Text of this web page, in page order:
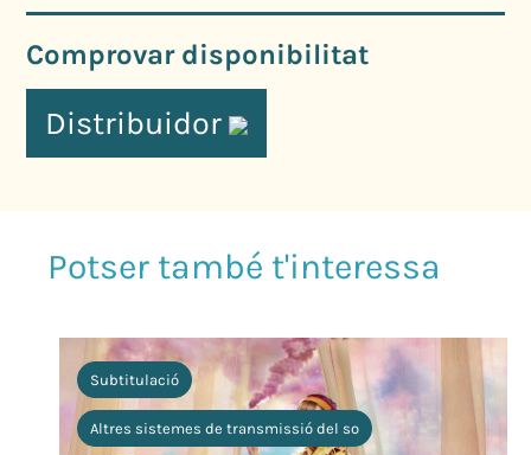
Comprovar disponibilitat
Distribuidor
Subtitulació
Altres sistemes de transmissió del so